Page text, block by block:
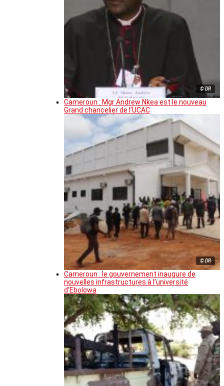
© DR
Cameroun : Mgr Andrew Nkea est le nouveau
Grand chancelier de l’UCAC
© DR
Cameroun : le gouvernement inaugure de
nouvelles infrastructures à l’université
d’Ebolowa